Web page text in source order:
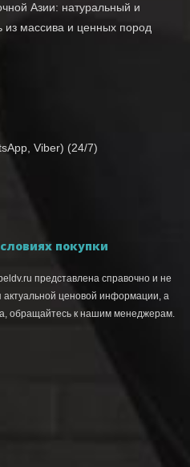
Азии: натуральный и
из массива и ценных пород
Viber) (24/7)
покупки
представлена справочно и не
ценовой информации, а
обращайтесь к нашим менеджерам.